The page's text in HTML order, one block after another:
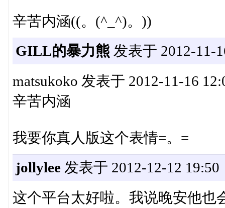
辛苦内涵((。(^_^)。))
GILL的暴力熊 发表于 2012-11-
matsukoko 发表于 2012-11-16
辛苦内涵
我要你真人版这个表情=。=
jollylee发表于 2012-12-12 19:50
这个平台太好啦。我说晚安他也